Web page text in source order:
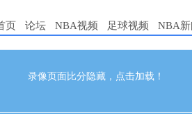
页 论坛 NBA视频 足球视频 NBA
录像页面比分隐藏，点击加载！
0 01-23 04:00